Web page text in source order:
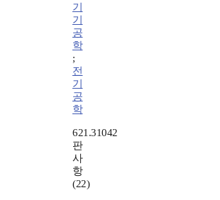
기
기
공
학
;
전
기
공
학
621.31042
판
사
항
(22)